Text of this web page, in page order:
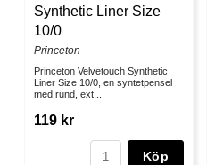
Synthetic Liner Size
10/0
Princeton
Princeton Velvetouch Synthetic
Liner Size 10/0, en syntetpensel
med rund, ext...
119 kr
Köp